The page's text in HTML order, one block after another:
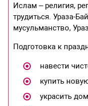
Ислам – религия,
трудиться. Ураза-
мусульманство,
Подготовка к
навести
купить
украсить